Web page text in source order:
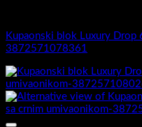
Kupaonski blok Luxury Drop
3872571078361